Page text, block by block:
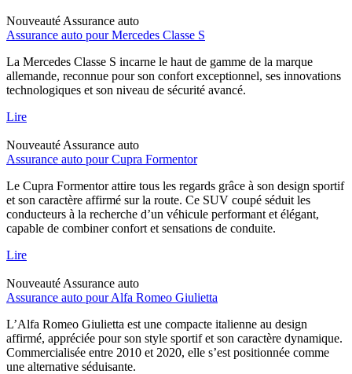
Nouveauté Assurance auto
Assurance auto pour Mercedes Classe S
La Mercedes Classe S incarne le haut de gamme de la marque
allemande, reconnue pour son confort exceptionnel, ses innovations
technologiques et son niveau de sécurité avancé.
Lire
Nouveauté Assurance auto
Assurance auto pour Cupra Formentor
Le Cupra Formentor attire tous les regards grâce à son design sportif
et son caractère affirmé sur la route. Ce SUV coupé séduit les
conducteurs à la recherche d’un véhicule performant et élégant,
capable de combiner confort et sensations de conduite.
Lire
Nouveauté Assurance auto
Assurance auto pour Alfa Romeo Giulietta
L’Alfa Romeo Giulietta est une compacte italienne au design
affirmé, appréciée pour son style sportif et son caractère dynamique.
Commercialisée entre 2010 et 2020, elle s’est positionnée comme
une alternative séduisante.